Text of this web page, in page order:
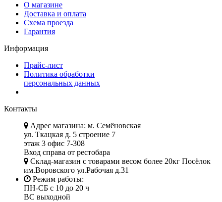
О магазине
Доставка и оплата
Схема проезда
Гарантия
Информация
Прайс-лист
Политика обработки
персональных данных
Контакты
Адрес магазина: м. Семёновская
ул. Ткацкая д. 5 строение 7
этаж 3 офис 7-308
Вход справа от рестобара
Склад-магазин с товарами весом более 20кг Посёлок
им.Воровского ул.Рабочая д.31
Режим работы:
ПН-СБ с 10 до 20 ч
ВС выходной